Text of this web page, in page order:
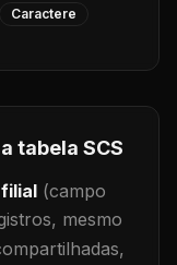
Caractere
tabela SCS
filial (campo
mesmo